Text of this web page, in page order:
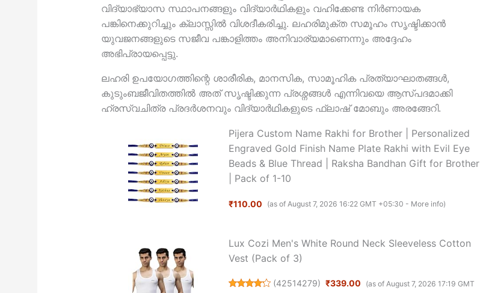
വിദ്യാഭ്യാസ സ്ഥാപനങ്ങളും വിദ്യാർഥികളും വഹിക്കേണ്ട നിർണായക
പങ്കിനെക്കുറിച്ചും ക്ലാസ്സിൽ വിശദീകരിച്ചു. ലഹരിമുക്ത സമൂഹം സൃഷ്ടിക്കാൻ
യുവജനങ്ങളുടെ സജീവ പങ്കാളിത്തം അനിവാര്യമാണെന്നും അദ്ദേഹം
അഭിപ്രായപ്പെട്ടു.
ലഹരി ഉപയോഗത്തിന്റെ ശാരീരിക, മാനസിക, സാമൂഹിക പ്രത്യാഘാതങ്ങൾ,
കുടുംബജീവിതത്തിൽ അത് സൃഷ്ടിക്കുന്ന പ്രശ്നങ്ങൾ എന്നിവയെ ആസ്പദമാക്കി
ഹ്രസ്വചിത്ര പ്രദർശനവും വിദ്യാർഥികളുടെ ഫ്ലാഷ് മോബും അരങ്ങേറി.
Pijera Custom Name Rakhi for Brother | Personalized
Engraved Gold Finish Name Plate Rakhi with Evil Eye
Beads & Blue Thread | Raksha Bandhan Gift for Brother
| Pack of 1-10
₹110.00 (as of August 7, 2026 16:22 GMT +05:30 - More info)
Lux Cozi Men's White Round Neck Sleeveless Cotton
Vest (Pack of 3)
(42514279) ₹339.00
(as of August 7, 2026 17:19 GMT